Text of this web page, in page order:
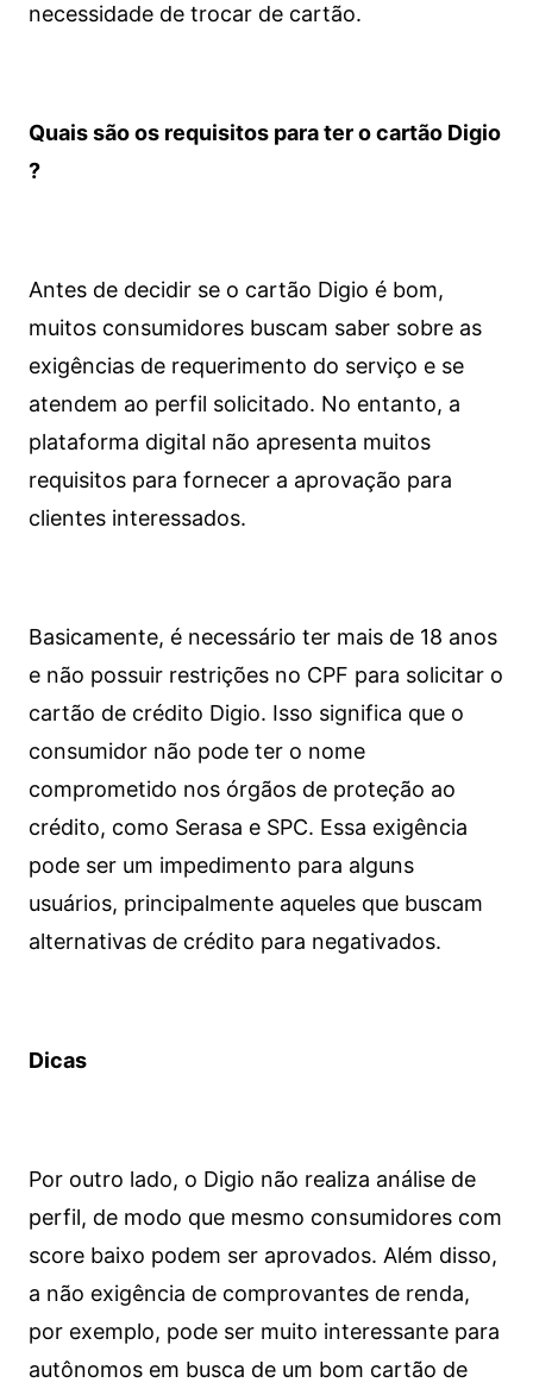
necessidade de trocar de cartão.
Quais são os requisitos para ter o cartão Digio
?
Antes de decidir se o cartão Digio é bom,
muitos consumidores buscam saber sobre as
exigências de requerimento do serviço e se
atendem ao perfil solicitado. No entanto, a
plataforma digital não apresenta muitos
requisitos para fornecer a aprovação para
clientes interessados.
Basicamente, é necessário ter mais de 18 anos
e não possuir restrições no CPF para solicitar o
cartão de crédito Digio. Isso significa que o
consumidor não pode ter o nome
comprometido nos órgãos de proteção ao
crédito, como Serasa e SPC. Essa exigência
pode ser um impedimento para alguns
usuários, principalmente aqueles que buscam
alternativas de crédito para negativados.
Dicas
Por outro lado, o Digio não realiza análise de
perfil, de modo que mesmo consumidores com
score baixo podem ser aprovados. Além disso,
a não exigência de comprovantes de renda,
por exemplo, pode ser muito interessante para
autônomos em busca de um bom cartão de